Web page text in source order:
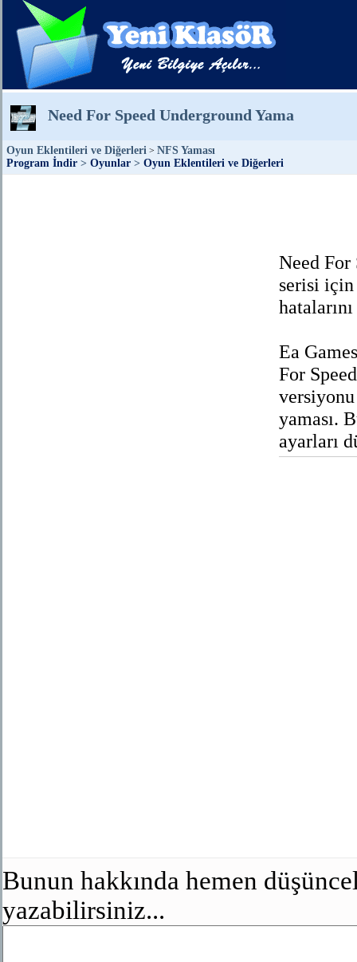
Need For Speed Underground Yama
Oyun Eklentileri ve Diğerleri > NFS Yaması
Program İndir > Oyunlar > Oyun Eklentileri ve Diğerleri
Need For
serisi için
Ea
For
yaması.
ayarları
Bunun hakkında hemen
yazabilirsiniz...